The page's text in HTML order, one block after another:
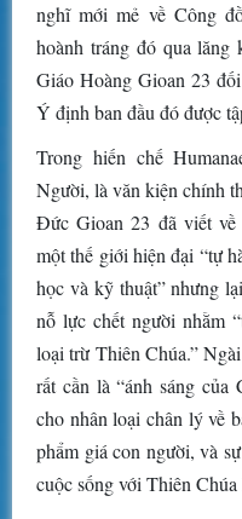
nghĩ mới mẻ về Công
hoành tráng đó qua
Giáo Hoàng Gioan 23
Ý định ban đầu đó được
Trong hiến chế
Người, là văn kiện chính
Đức Gioan 23 đã viết về
một thế giới hiện đại “tự
học và kỹ thuật” nhưng
nỗ lực chết người nhằm
loại trừ Thiên Chúa.”
rất cần là “ánh sáng
cho nhân loại chân lý về
phẩm giá con người, và
cuộc sống với Thiên